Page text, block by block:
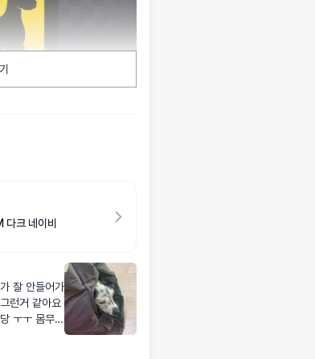
크 네이비
잘 안들어가
런거 같아요
ㅜㅜ 몸무게